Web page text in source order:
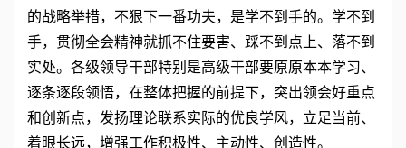
的战略举措，不狠下一番功夫，是学不到手的。学不到
手，贯彻全会精神就抓不住要害、踩不到点上、落不到
实处。各级领导干部特别是高级干部要原原本本学习、
逐条逐段领悟，在整体把握的前提下，突出领会好重点
和创新点，发扬理论联系实际的优良学风，立足当前、
着眼长远，增强工作积极性、主动性、创造性。